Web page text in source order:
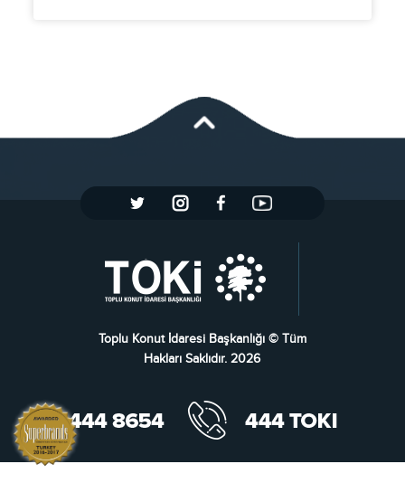
Toplu Konut İdaresi Başkanlığı © Tüm
Hakları Saklıdır. 2026